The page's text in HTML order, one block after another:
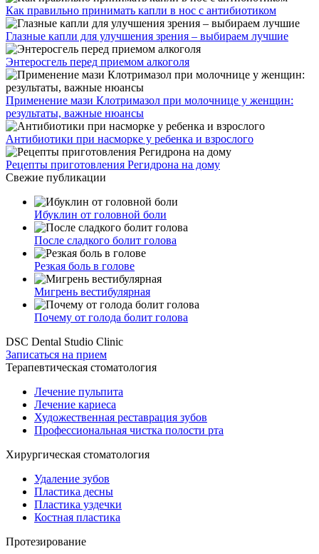
Как правильно принимать капли в нос с антибиотиком
Глазные капли для улучшения зрения – выбираем лучшие
Энтеросгель перед приемом алкоголя
Применение мази Клотримазол при молочнице у женщин:
результаты, важные нюансы
Антибиотики при насморке у ребенка и взрослого
Рецепты приготовления Регидрона на дому
Свежие публикации
Ибуклин от головной боли
После сладкого болит голова
Резкая боль в голове
Мигрень вестибулярная
Почему от голода болит голова
DSC Dental Studio Clinic
Записаться на прием
Терапевтическая стоматология
Лечение пульпита
Лечение кариеса
Художественная реставрация зубов
Профессиональная чистка полости рта
Хирургическая стоматология
Удаление зубов
Пластика десны
Пластика уздечки
Костная пластика
Протезирование